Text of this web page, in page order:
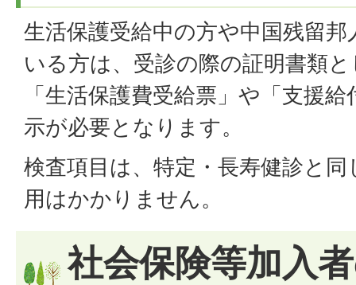
生活保護受給中の方や中国残留
いる方は、受診の際の証明書類
「生活保護費受給票」や「支援
示が必要となります。
検査項目は、特定・長寿健診と
用はかかりません。
社会保険等加入